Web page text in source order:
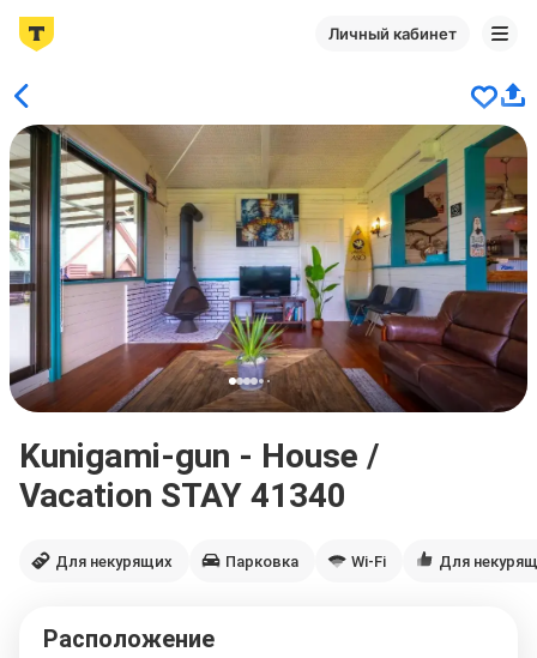
Личный кабинет
Kunigami-gun - House /
Vacation STAY 41340
Для некурящих Парковка Wi-Fi Для
Расположение